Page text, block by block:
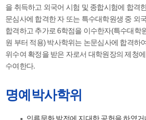
을 취득하고 외국어 시험 및 종합시험에 합격
문심사에 합격한 자 또는 특수대학원생 중 외
합격하고 추가로 6학점을 이수한자(특수대학
원 부터 적용) 박사학위는 논문심사에 합격하
위수여 확정을 받은 자로서 대학원장의 제청
수여한다.
명예박사학위
인류문화 발전에 지대한 공헌을 하였